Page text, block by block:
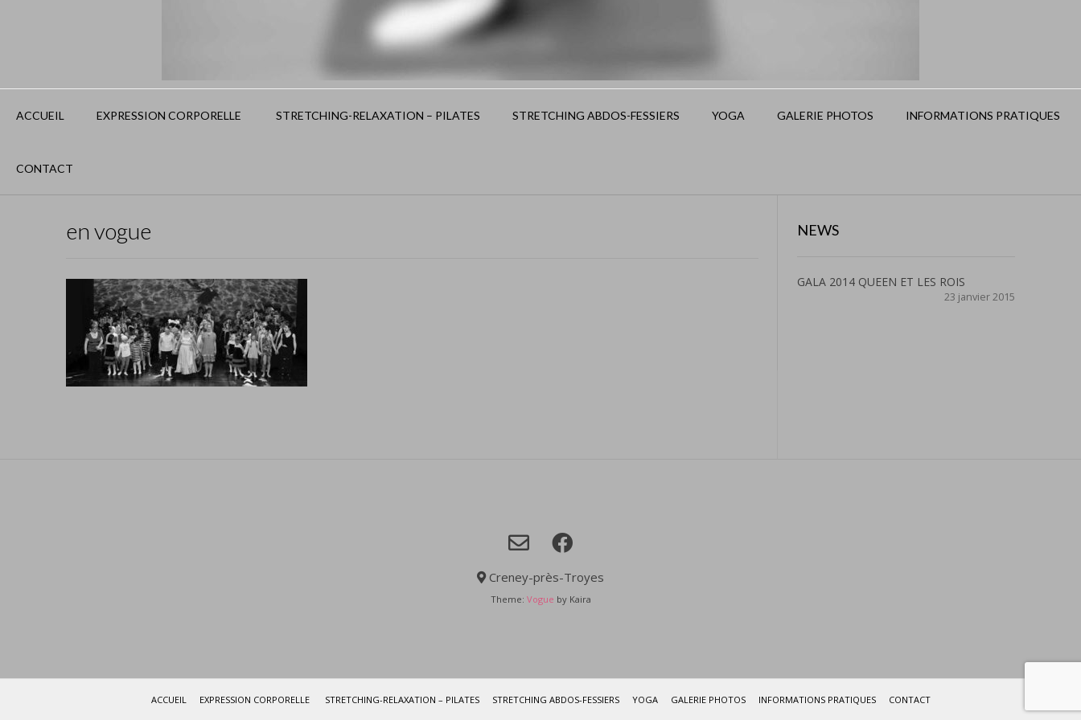
ACCUEIL EXPRESSION CORPORELLE STRETCHING-RELAXATION – PILATES STRETCHING ABDOS-FESSIERS YOGA GALERIE PHOTOS INFORMATIONS PRATIQUES
CONTACT
en vogue NEWS
GALA 2014 QUEEN ET LES ROIS
23 janvier 2015
Creney-près-Troyes
Theme: Vogue by Kaira
ACCUEIL EXPRESSION CORPORELLE STRETCHING-RELAXATION – PILATES STRETCHING ABDOS-FESSIERS YOGA GALERIE PHOTOS INFORMATIONS PRATIQUES CONTACT